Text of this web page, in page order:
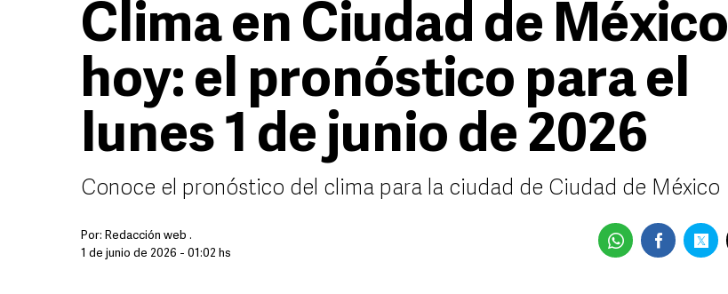
Clima en Ciudad de México
hoy: el pronóstico para el
lunes 1 de junio de 2026
Conoce el pronóstico del clima para la ciudad de Ciudad de México
Por: Redacción web .
1 de junio de 2026 - 01:02 hs